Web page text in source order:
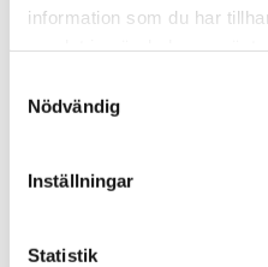
information som du har
Nödvändig
Inställningar
Statistik
politiker till